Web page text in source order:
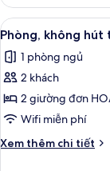
House)
không
hút
(Run
of
Xem
tất
cả
ảnh
Phòng,
không
hút
thuốc
1
Phòng, không
1 phòng ngủ
2 khách
2 giường đơn
Wifi miễn phí
Xem thêm chi tiết
Chi